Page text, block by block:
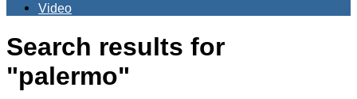
Video
Search results for
"palermo"